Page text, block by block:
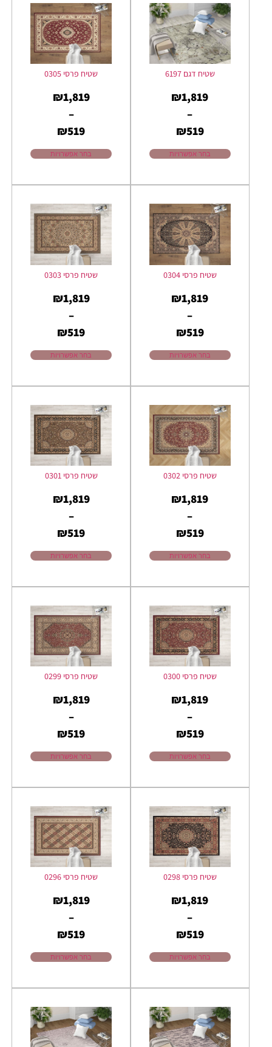
שטיח דגם 6197
₪519
–
₪1,819
בחר אפשרויות
שטיח פרסי 0305
₪519
–
₪1,819
בחר אפשרויות
שטיח פרסי 0304
₪519
–
₪1,819
בחר אפשרויות
שטיח פרסי 0303
₪519
–
₪1,819
בחר אפשרויות
שטיח פרסי 0302
₪519
–
₪1,819
בחר אפשרויות
שטיח פרסי 0301
₪519
–
₪1,819
בחר אפשרויות
שטיח פרסי 0300
₪519
–
₪1,819
בחר אפשרויות
שטיח פרסי 0299
₪519
–
₪1,819
בחר אפשרויות
שטיח פרסי 0298
₪519
–
₪1,819
בחר אפשרויות
שטיח פרסי 0296
₪519
–
₪1,819
בחר אפשרויות